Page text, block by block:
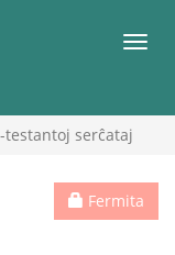
testantoj serĉataj
Fermita